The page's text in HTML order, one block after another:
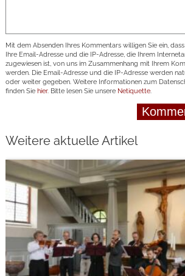
Mit dem Absenden Ihres Kommentars willigen Sie ein,
Ihre Email-Adresse und die IP-Adresse, die Ihrem
zugewiesen ist, von uns im Zusammenhang mit Ihrem
werden. Die Email-Adresse und die IP-Adresse werden
oder weiter gegeben. Weitere Informationen zum
finden Sie hier. Bitte lesen Sie unsere Netiquette.
Weitere aktuelle Artikel
weiterlesen